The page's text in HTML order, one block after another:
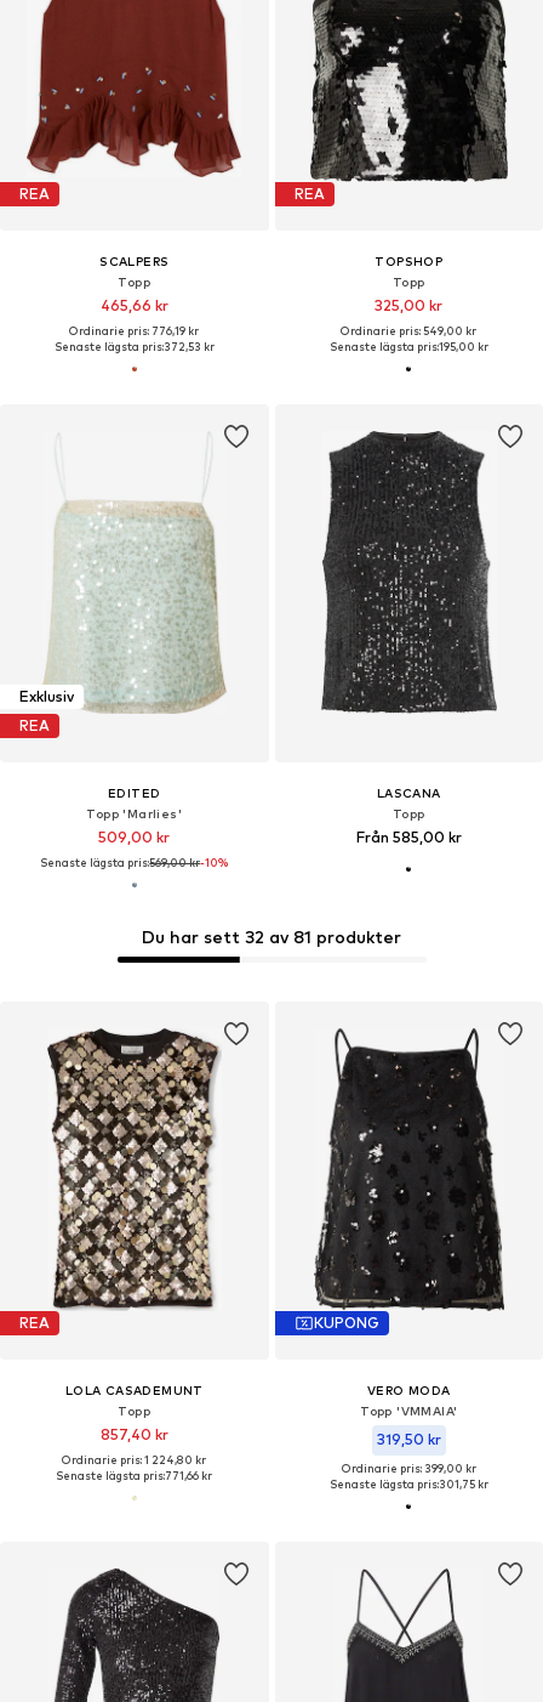
REA
SCALPERS
Topp
465,66 kr
Ordinarie pris: 776,19 kr
Senaste lägsta pris:372,53 kr
REA
TOPSHOP
Topp
325,00 kr
Ordinarie pris: 549,00 kr
Senaste lägsta pris:195,00 kr
Exklusiv
REA
EDITED
Topp 'Marlies'
509,00 kr
Senaste lägsta pris:569,00 kr-10%
LASCANA
Topp
Från 585,00 kr
REA
LOLA CASADEMUNT
Topp
857,40 kr
Ordinarie pris: 1 224,80 kr
Senaste lägsta pris:771,66 kr
Du har sett 32 av 81 produkter
KUPONG
VERO MODA
Topp 'VMMAIA'
319,50 kr
Ordinarie pris: 399,00 kr
Senaste lägsta pris:301,75 kr